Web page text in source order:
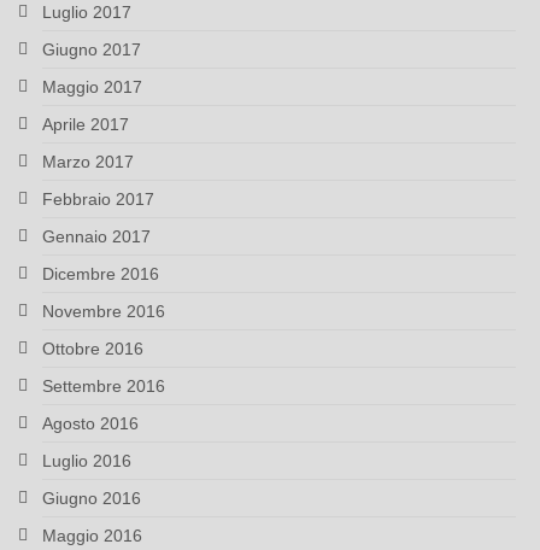
Luglio 2017
Giugno 2017
Maggio 2017
Aprile 2017
Marzo 2017
Febbraio 2017
Gennaio 2017
Dicembre 2016
Novembre 2016
Ottobre 2016
Settembre 2016
Agosto 2016
Luglio 2016
Giugno 2016
Maggio 2016